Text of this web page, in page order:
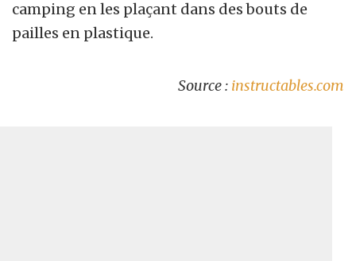
camping en les plaçant dans des bouts de
pailles en plastique.
Source : instructables.com